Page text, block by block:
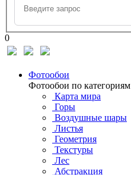
0
Фотообои
Фотообои по категориям
Карта мира
Горы
Воздушные шары
Листья
Геометрия
Текстуры
Лес
Абстракция